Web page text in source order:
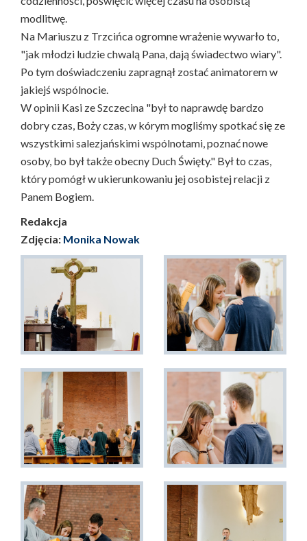
modlitwę.
Na Mariuszu z Trzcińca ogromne wrażenie wywarło to,
"jak młodzi ludzie chwalą Pana, dają świadectwo wiary".
Po tym doświadczeniu zapragnął zostać animatorem w
jakiejś wspólnocie.
W opinii Kasi ze Szczecina "był to naprawdę bardzo
dobry czas, Boży czas, w kórym mogliśmy spotkać się ze
wszystkimi salezjańskimi wspólnotami, poznać nowe
osoby, bo był także obecny Duch Święty." Był to czas,
który pomógł w ukierunkowaniu jej osobistej relacji z
Panem Bogiem.
Redakcja
Zdjęcia: Monika Nowak